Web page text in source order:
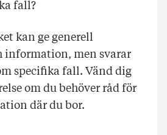
fall?
kan ge generell
information, men svarar
specifika fall. Vänd dig
om du behöver råd för
där du bor.